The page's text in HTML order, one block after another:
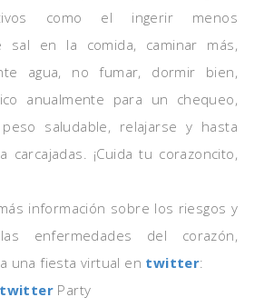
como el ingerir menos
sal en la comida, caminar más,
agua, no fumar, dormir bien,
anualmente para un chequeo,
saludable, relajarse y hasta
¡Cuida tu corazoncito,
información sobre los riesgos y
enfermedades del corazón,
una fiesta virtual en twitter:
twitter Party